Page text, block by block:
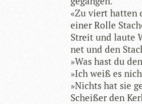
«Zu viert hat­ten
einer Rolle
Streit und laute
net und den
»Was hast du
»Ich weiß es
»Nichts hat sie
Schei­ßer den